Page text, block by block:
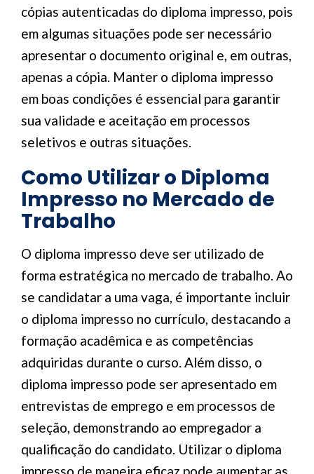
cópias autenticadas do diploma impresso, pois
em algumas situações pode ser necessário
apresentar o documento original e, em outras,
apenas a cópia. Manter o diploma impresso
em boas condições é essencial para garantir
sua validade e aceitação em processos
seletivos e outras situações.
Como Utilizar o Diploma
Impresso no Mercado de
Trabalho
O diploma impresso deve ser utilizado de
forma estratégica no mercado de trabalho. Ao
se candidatar a uma vaga, é importante incluir
o diploma impresso no currículo, destacando a
formação acadêmica e as competências
adquiridas durante o curso. Além disso, o
diploma impresso pode ser apresentado em
entrevistas de emprego e em processos de
seleção, demonstrando ao empregador a
qualificação do candidato. Utilizar o diploma